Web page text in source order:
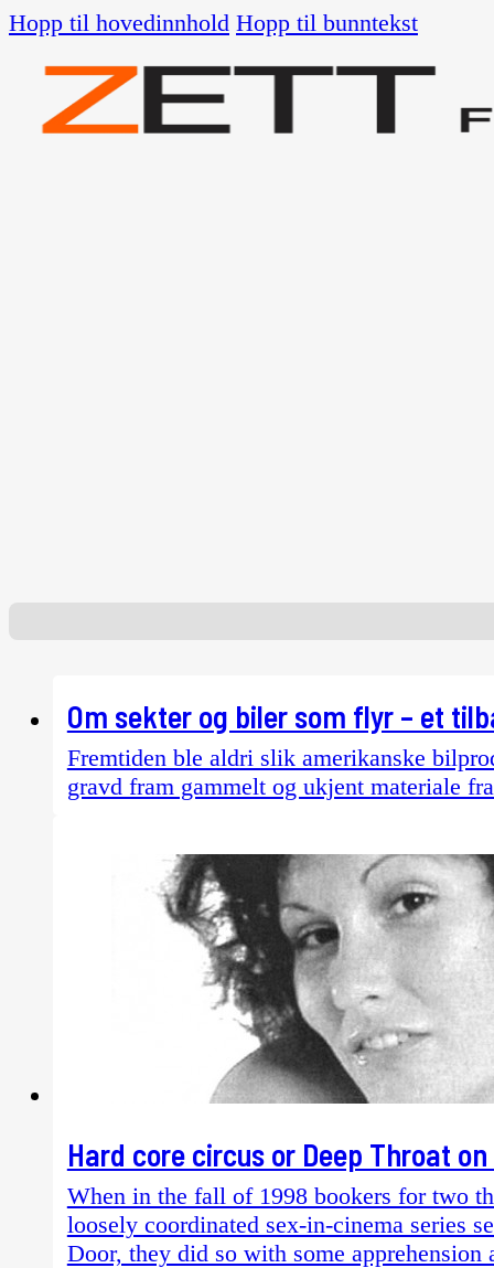
Hopp til hovedinnhold Hopp til bunntekst
Om sekter og biler som flyr – et
Fremtiden ble aldri slik amerikanske
gravd fram gammelt og ukjent materiale
Hard core circus or Deep Throat
When in the fall of 1998 bookers for two
loosely coordinated sex-in-cinema series
Door, they did so with some